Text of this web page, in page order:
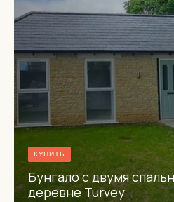
КУПИТЬ
Бунгало с двумя
деревне Turvey